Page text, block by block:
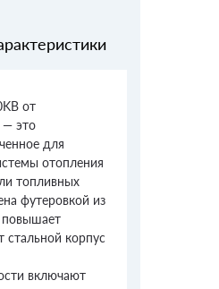
от
— это
для
отопления
топливных
футеровкой из
повышает
стальной корпус
включают